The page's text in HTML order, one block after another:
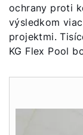
ochrany proti
výsledkom
projektmi.
KG Flex Pool